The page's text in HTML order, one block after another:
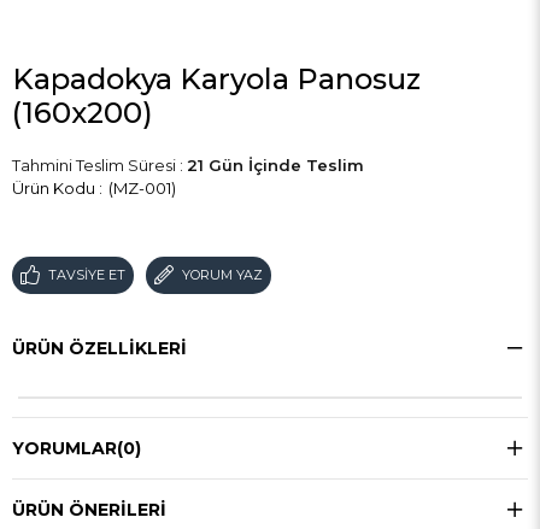
Kapadokya Karyola Panosuz
(160x200)
Tahmini Teslim Süresi : 21 Gün İçinde Teslim
(MZ-001)
TAVSIYE ET YORUM YAZ
ÜRÜN ÖZELLIKLERI
YORUMLAR(0)
ÜRÜN ÖNERILERI